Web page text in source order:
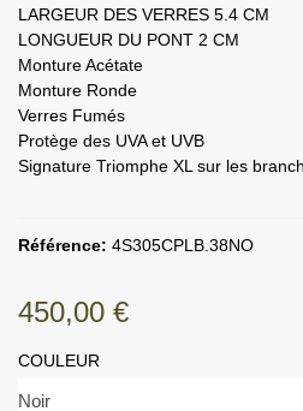
LARGEUR DES VERRES 5.4 CM
LONGUEUR DU PONT 2 CM
Monture Acétate
Monture Ronde
Verres Fumés
Protège des UVA et UVB
Signature Triomphe XL sur les
Référence: 4S305CPLB.38NO
450,00 €
COULEUR